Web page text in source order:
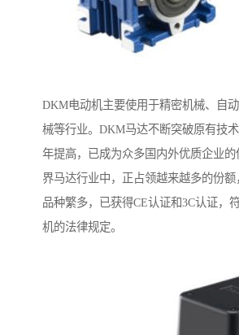
DKM电动机主要使用于精密机械、自
械等行业。DKM马达不断突破原有技
年提高，已成为众多国内外优质企业
界马达行业中，正占领越来越多的份额
品种繁多，已获得CE认证和3C认证，
机的法律规定。